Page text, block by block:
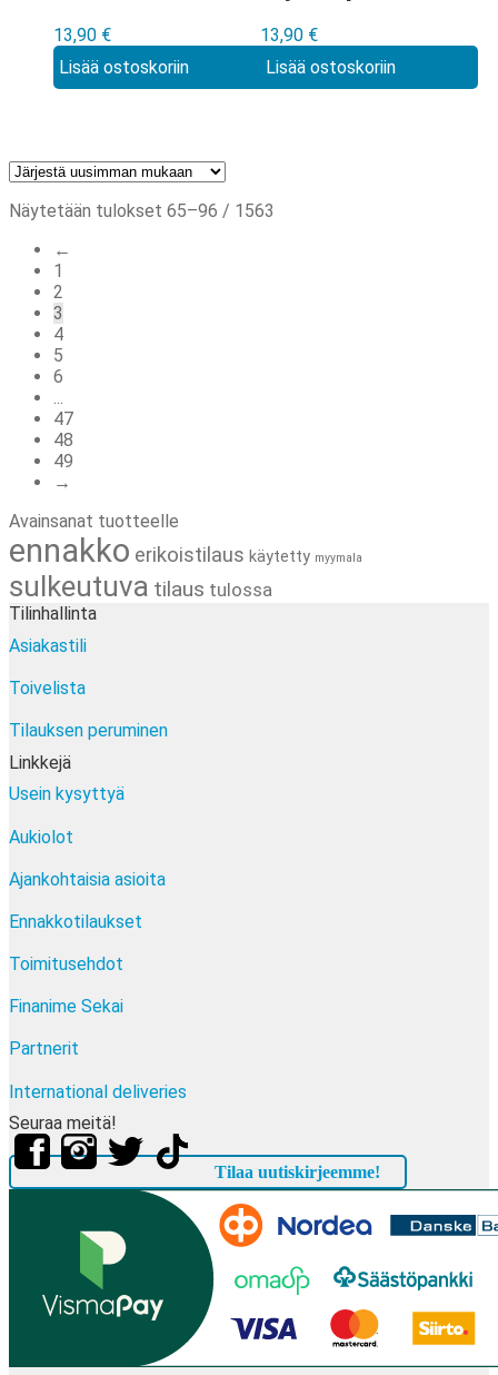
Manga vol 7
13,90 €
Lisää ostoskoriin
13,90 €
Lisää ostoskoriin
Näytetään tulokset 65–96 / 1563
←
1
2
3
4
5
6
...
47
48
49
→
Avainsanat tuotteelle
ennakko erikoistilaus käytetty myymala
sulkeutuva tilaus tulossa
Tilinhallinta
Asiakastili
Toivelista
Tilauksen peruminen
Linkkejä
Usein kysyttyä
Aukiolot
Ajankohtaisia asioita
Ennakkotilaukset
Toimitusehdot
Finanime Sekai
Partnerit
International deliveries
Seuraa meitä!
Tilaa uutiskirjeemme!